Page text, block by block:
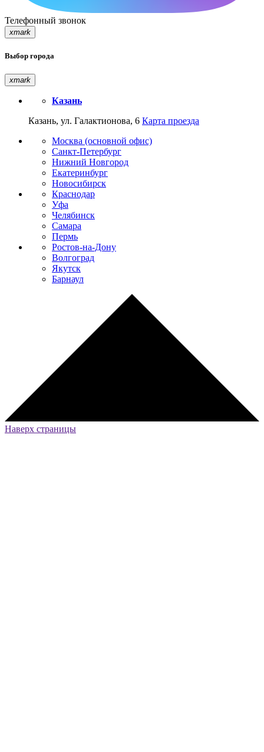
Телефонный звонок
xmark
Выбор города
xmark
Казань
Казань, ул. Галактионова, 6 Карта проезда
Москва (основной офис)
Санкт-Петербург
Нижний Новгород
Екатеринбург
Новосибирск
Краснодар
Уфа
Челябинск
Самара
Пермь
Ростов-на-Дону
Волгоград
Якутск
Барнаул
Наверх страницы